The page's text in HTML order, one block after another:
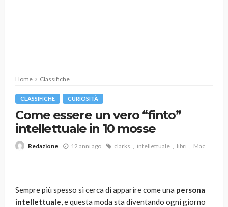
Home Classifiche
CLASSIFICHE CURIOSITÀ
Come essere un vero “finto”
intellettuale in 10 mosse
Redazione 12 anni ago clarks intellettuale libri Mac
Sempre più spesso si cerca di apparire come una persona
intellettuale, e questa moda sta diventando ogni giorno